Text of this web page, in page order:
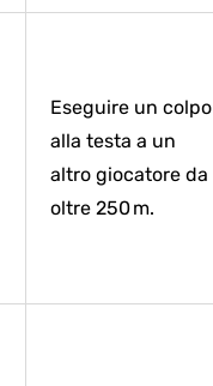
Eseguire un colpo
alla testa a un
altro giocatore da
oltre 250 m.